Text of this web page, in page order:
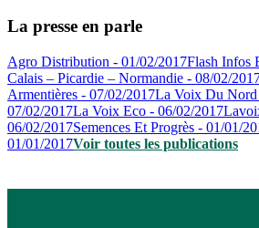
La presse en parle
Agro Distribution - 01/02/2017Flash Infos
Calais – Picardie – Normandie - 08/02/
Armentières - 07/02/2017La Voix Du Nord
07/02/2017La Voix Eco - 06/02/2017
06/02/2017Semences Et Progrès - 01/01/
01/01/2017Voir toutes les publications